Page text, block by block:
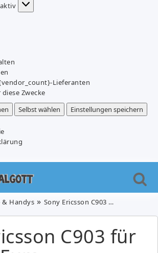
Lieferanten
Zwecke
Selbst wählen
Einstellungen speichern
& Handys Sony Ericsson C903 für 169,97 Euro
C903 für